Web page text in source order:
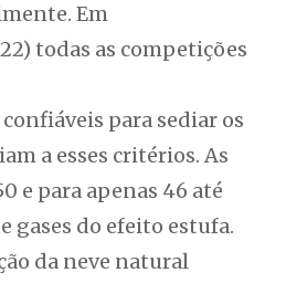
Em
todas as competições
para sediar os
a esses critérios. As
e para apenas 46 até
gases do efeito estufa.
da neve natural